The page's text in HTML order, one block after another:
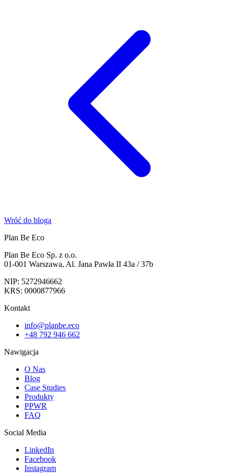
Wróć do bloga
Plan Be Eco
Plan Be Eco Sp. z o.o.
01-001 Warszawa, Al. Jana Pawła II 43a / 37b
NIP: 5272946662
KRS: 0000877966
Kontakt
info@planbe.eco
+48 792 946 662
Nawigacja
O Nas
Blog
Case Studies
Produkty
PPWR
FAQ
Social Media
LinkedIn
Facebook
Instagram